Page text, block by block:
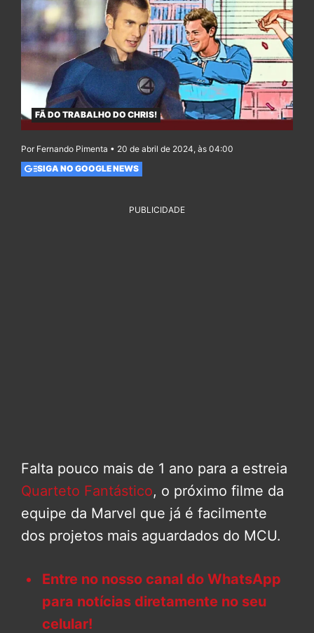
FÃ DO TRABALHO DO CHRIS!
Por Fernando Pimenta • 20 de abril de 2024, às 04:00
SIGA NO GOOGLE NEWS
PUBLICIDADE
Falta pouco mais de 1 ano para a estreia
Quarteto Fantástico, o próximo filme da
equipe da Marvel que já é facilmente
dos projetos mais aguardados do MCU.
Entre no nosso canal do WhatsApp
para notícias diretamente no seu
celular!